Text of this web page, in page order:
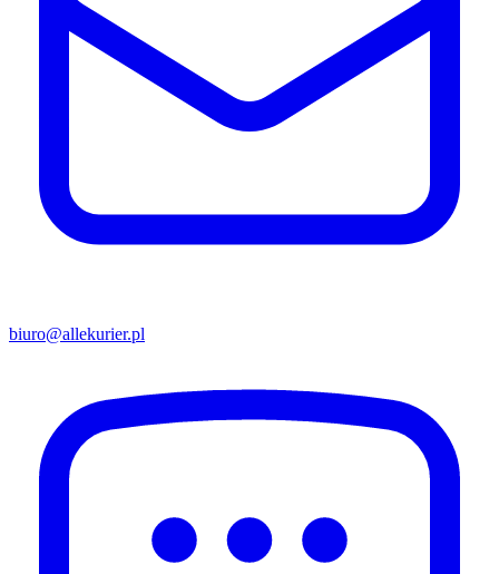
biuro@allekurier.pl